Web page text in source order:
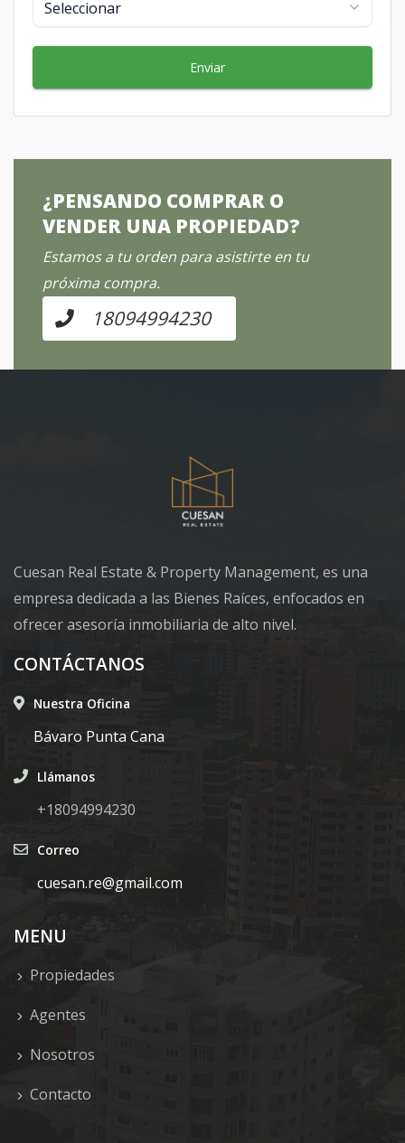
Enviar
¿PENSANDO COMPRAR O
VENDER UNA PROPIEDAD?
Estamos a tu orden para asistirte en tu
próxima compra.
18094994230
Cuesan Real Estate & Property Management, es una
empresa dedicada a las Bienes Raíces, enfocados en
ofrecer asesoría inmobiliaria de alto nivel.
CONTÁCTANOS
Nuestra Oficina
Bávaro Punta Cana
Llámanos
+18094994230
Correo
cuesan.re@gmail.com
MENU
Propiedades
Agentes
Nosotros
Contacto